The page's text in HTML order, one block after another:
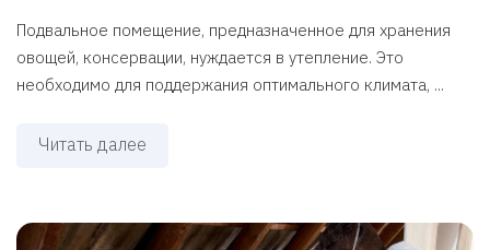
Подвальное помещение, предназначенное для хранения
овощей, консервации, нуждается в утепление. Это
необходимо для поддержания оптимального климата, ...
Читать далее